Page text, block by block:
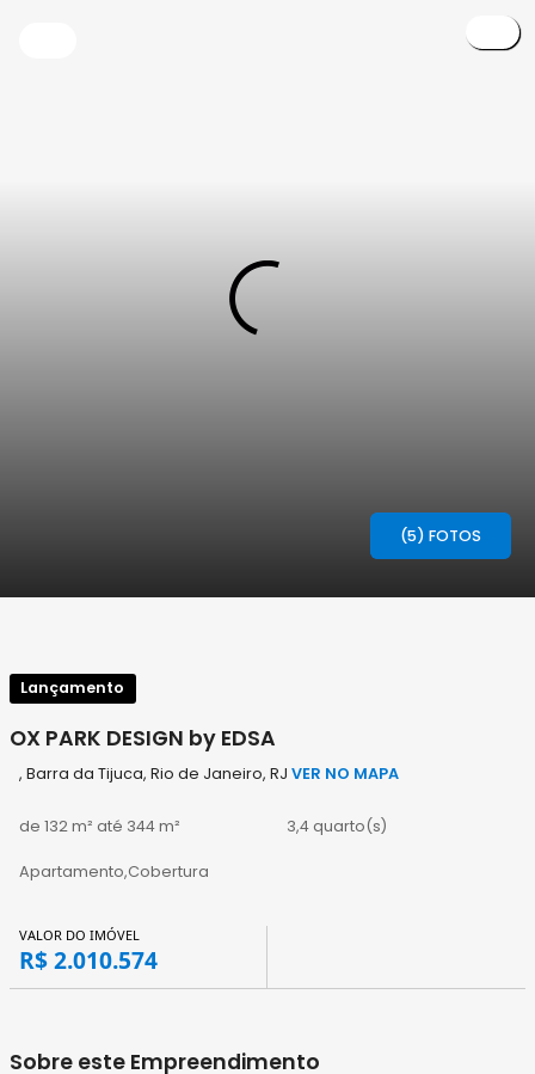
(5) FOTOS
Lançamento
OX PARK DESIGN by EDSA
, Barra da Tijuca, Rio de Janeiro, RJ VER NO MAPA
de 132 m² até 344 m² 3,4 quarto(s)
Apartamento,Cobertura
VALOR DO IMÓVEL
R$ 2.010.574
Sobre este Empreendimento